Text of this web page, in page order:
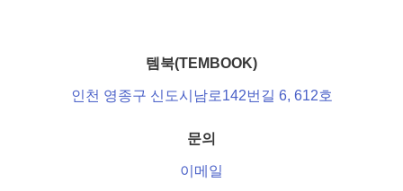
템북(TEMBOOK)
인천 영종구 신도시남로142번길 6, 612호
문의
이메일